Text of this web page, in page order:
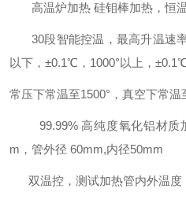
高温炉加热 硅钼棒加热，恒
30段智能控温，最高升温速
以下， ±0.1℃，1000°以上，
常压下常温至1500°，真空下常温
99.99% 高纯度氧化铝材
m，管外径 60mm,内径50mm
双温控，测试加热管内外温度